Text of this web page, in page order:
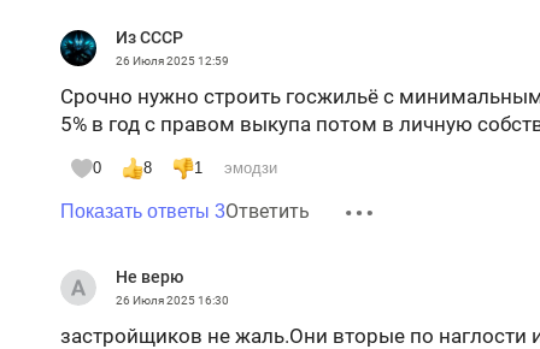
Из СССР
26 Июля 202512:59
Срочно нужно строить госжильё с
5% в год с правом выкупа потом в личную
0 8 1 эмодзи
Показать ответы 3Ответить
Не верю
26 Июля 202516:30
застройщиков не жаль.Они вторые по наглости